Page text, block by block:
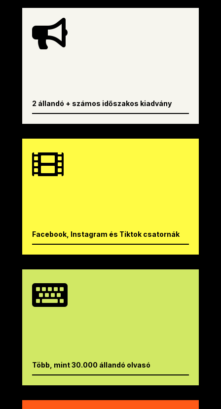

2 állandó + számos időszakos kiadvány

Facebook, Instagram és Tiktok csatornák

Több, mint 30.000 állandó olvasó